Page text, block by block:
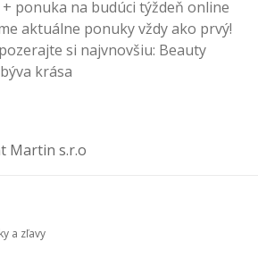
ponuka na budúci týždeň online
aktuálne ponuky vždy ako prvý!
si najvnovšiu: Beauty
krása
Martin s.r.o
a zľavy